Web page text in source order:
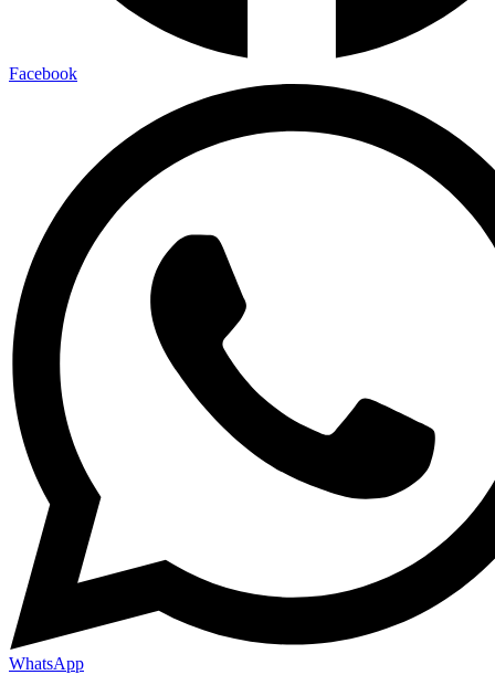
Facebook
WhatsApp